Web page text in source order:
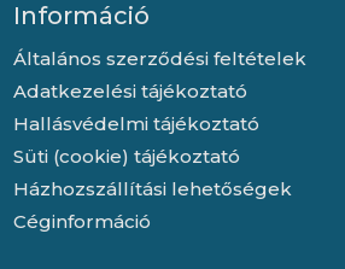
Információ
Általános szerződési feltételek
Adatkezelési tájékoztató
Hallásvédelmi tájékoztató
Süti (cookie) tájékoztató
Házhozszállítási lehetőségek
Céginformáció